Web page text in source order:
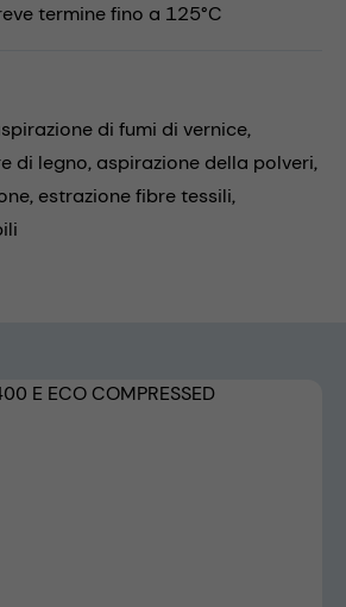
termine fino a 125°C
di fumi di vernice,
di legno, aspirazione della polveri,
estrazione fibre tessili,